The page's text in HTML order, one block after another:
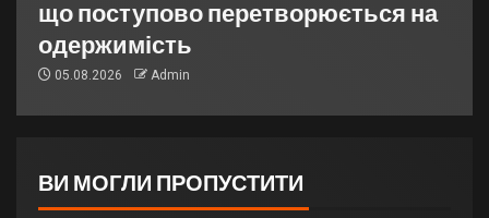
що поступово перетворюється на
одержимість
05.08.2026 Admin
ВИ МОГЛИ ПРОПУСТИТИ